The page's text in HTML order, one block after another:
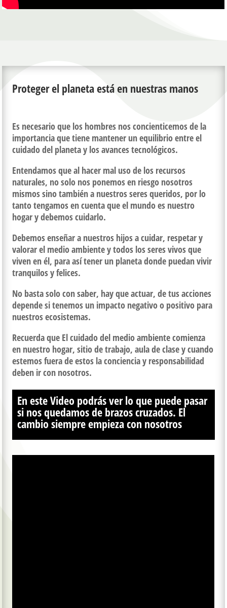
Proteger el planeta está en nuestras manos
Es necesario que los hombres nos concienticemos de la
importancia que tiene mantener un equilibrio entre el
cuidado del planeta y los avances tecnológicos.
Entendamos que al hacer mal uso de los recursos
naturales, no solo nos ponemos en riesgo nosotros
mismos sino también a nuestros seres queridos, por lo
tanto tengamos en cuenta que el mundo es nuestro
hogar y debemos cuidarlo.
Debemos enseñar a nuestros hijos a cuidar, respetar y
valorar el medio ambiente y todos los seres vivos que
viven en él, para así tener un planeta donde puedan vivir
tranquilos y felices.
No basta solo con saber, hay que actuar, de tus acciones
depende si tenemos un impacto negativo o positivo para
nuestros ecosistemas.
Recuerda que El cuidado del medio ambiente comienza
en nuestro hogar, sitio de trabajo, aula de clase y cuando
estemos fuera de estos la conciencia y responsabilidad
deben ir con nosotros.
En este Video podrás ver lo que puede pasar
si nos quedamos de brazos cruzados. El
cambio siempre empieza con nosotros